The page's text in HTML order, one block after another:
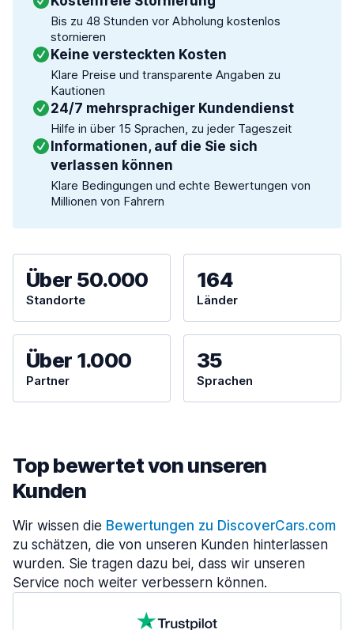
Bis zu 48 Stunden vor Abholung kostenlos
stornieren
Keine versteckten Kosten
Klare Preise und transparente Angaben zu
Kautionen
24/7 mehrsprachiger Kundendienst
Hilfe in über 15 Sprachen, zu jeder Tageszeit
Informationen, auf die Sie sich
verlassen können
Klare Bedingungen und echte Bewertungen von
Millionen von Fahrern
Über 50.000
Standorte
164
Länder
Über 1.000
Partner
35
Sprachen
Top bewertet von unseren
Kunden
Wir wissen die Bewertungen zu DiscoverCars.com
zu schätzen, die von unseren Kunden hinterlassen
wurden. Sie tragen dazu bei, dass wir unseren
Service noch weiter verbessern können.